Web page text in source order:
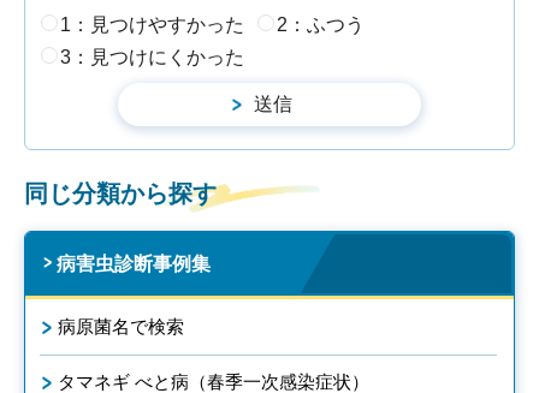
1：見つけやすかった
2：ふつう
3：見つけにくかった
同じ分類から探す
病害虫診断事例集
病原菌名で検索
タマネギ べと病（春季一次感染症状）